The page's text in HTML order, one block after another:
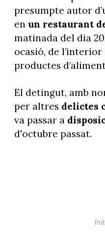
presumpte autor
en un restaurant
matinada del dia
ocasió, de
productes
El detingut, amb
per altres delictes
va passar a
d'octubre passat.